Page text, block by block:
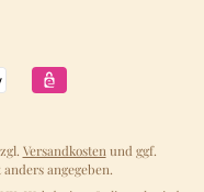
Versandkosten und ggf.
angegeben.